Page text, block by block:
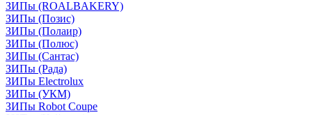
ЗИПы (ROALBAKERY)
ЗИПы (Позис)
ЗИПы (Полаир)
ЗИПы (Полюс)
ЗИПы (Сантас)
ЗИПы (Рада)
ЗИПы Electrolux
ЗИПы (УКМ)
ЗИПы Robot Coupe